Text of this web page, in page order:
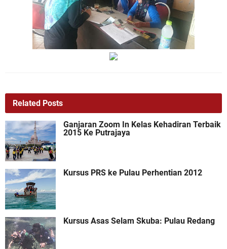
Related Posts
Ganjaran Zoom In Kelas Kehadiran Terbaik
2015 Ke Putrajaya
Kursus PRS ke Pulau Perhentian 2012
Kursus Asas Selam Skuba: Pulau Redang